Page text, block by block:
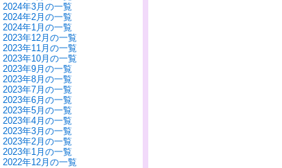
2024年3月の一覧
2024年2月の一覧
2024年1月の一覧
2023年12月の一覧
2023年11月の一覧
2023年10月の一覧
2023年9月の一覧
2023年8月の一覧
2023年7月の一覧
2023年6月の一覧
2023年5月の一覧
2023年4月の一覧
2023年3月の一覧
2023年2月の一覧
2023年1月の一覧
2022年12月の一覧